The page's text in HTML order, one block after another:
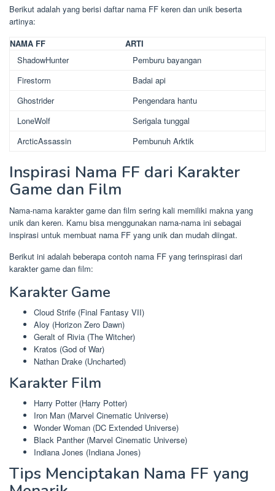
Berikut adalah yang berisi daftar nama FF keren dan unik beserta
artinya:
NAMA FF
ARTI
ShadowHunter
Pemburu bayangan
Firestorm
Badai api
Ghostrider
Pengendara hantu
LoneWolf
Serigala tunggal
ArcticAssassin
Pembunuh Arktik
Inspirasi Nama FF dari Karakter
Game dan Film
Nama-nama karakter game dan film sering kali memiliki makna yang
unik dan keren. Kamu bisa menggunakan nama-nama ini sebagai
inspirasi untuk membuat nama FF yang unik dan mudah diingat.
Berikut ini adalah beberapa contoh nama FF yang terinspirasi dari
karakter game dan film:
Karakter Game
Cloud Strife (Final Fantasy VII)
Aloy (Horizon Zero Dawn)
Geralt of Rivia (The Witcher)
Kratos (God of War)
Nathan Drake (Uncharted)
Karakter Film
Harry Potter (Harry Potter)
Iron Man (Marvel Cinematic Universe)
Wonder Woman (DC Extended Universe)
Black Panther (Marvel Cinematic Universe)
Indiana Jones (Indiana Jones)
Tips Menciptakan Nama FF yang